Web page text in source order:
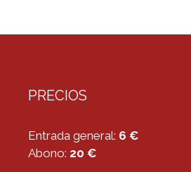
PRECIOS
Entrada general: 6 €
Abono: 20 €